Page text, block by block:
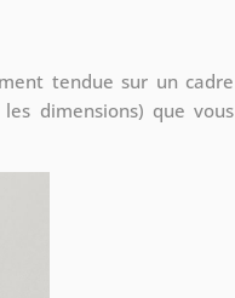
tendue sur un cadre
dimensions) que vous